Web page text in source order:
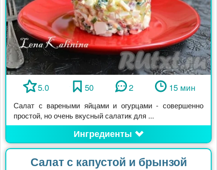
5.0 50 2 15 мин
Салат с вареными яйцами и огурцами - совершенно
простой, но очень вкусный салатик для ...
Ингредиенты
Салат с капустой и брынзой